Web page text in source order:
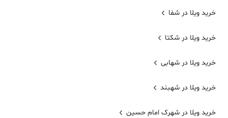
خرید ویلا در شفا
خرید ویلا در شکتا
خرید ویلا در شهابی
خرید ویلا در شهبند
خرید ویلا در شهرک امام حسین